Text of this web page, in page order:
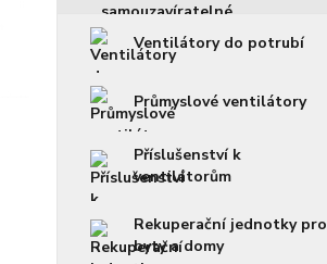
Ventilátory do potrubí
Průmyslové ventilátory
Příslušenství k
ventilátorům
Rekuperační jednotky pro
byty a domy